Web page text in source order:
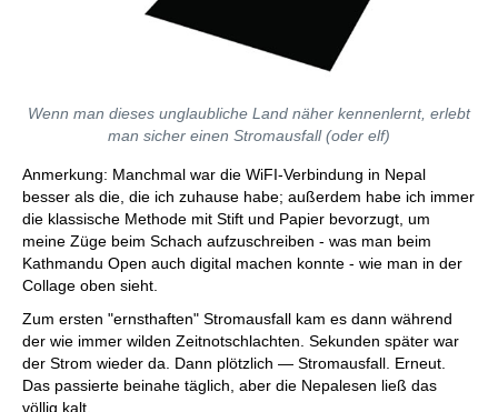
Wenn man dieses unglaubliche Land näher kennenlernt, erlebt
man sicher einen Stromausfall (oder elf)
Anmerkung: Manchmal war die WiFI-Verbindung in Nepal
besser als die, die ich zuhause habe; außerdem habe ich immer
die klassische Methode mit Stift und Papier bevorzugt, um
meine Züge beim Schach aufzuschreiben - was man beim
Kathmandu Open auch digital machen konnte - wie man in der
Collage oben sieht.
Zum ersten "ernsthaften" Stromausfall kam es dann während
der wie immer wilden Zeitnotschlachten. Sekunden später war
der Strom wieder da. Dann plötzlich — Stromausfall. Erneut.
Das passierte beinahe täglich, aber die Nepalesen ließ das
völlig kalt.